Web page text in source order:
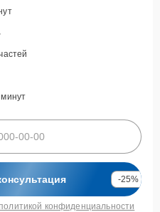
-25%
политикой конфиденциальности